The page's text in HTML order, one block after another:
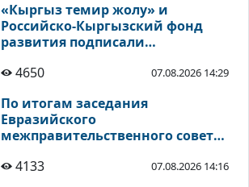
«Кыргыз темир жолу» и
Российско-Кыргызский фонд
развития подписали
инвестиционным проектам
4650 07.08.2026 14:29
По итогам заседания
Евразийского
межправительственного совета
4133
07.08.2026 14:16